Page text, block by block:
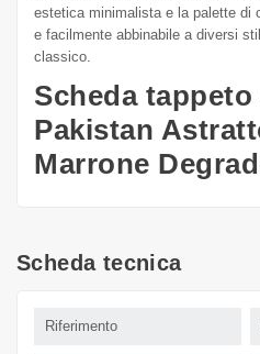
estetica minimalista e la palette di
e facilmente abbinabile a diversi
classico.
Scheda tappeto
Pakistan
Marrone
Scheda tecnica
Riferimento